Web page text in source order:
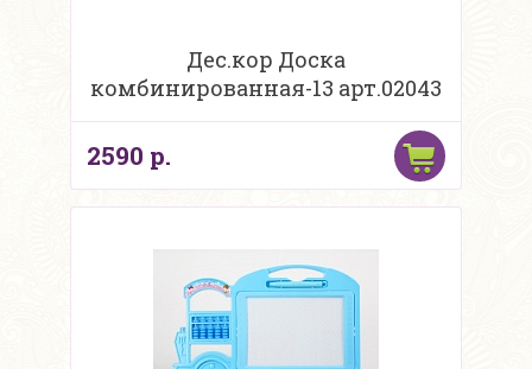
Дес.кор Доска
комбинированная-13 арт.02043
2590 р.